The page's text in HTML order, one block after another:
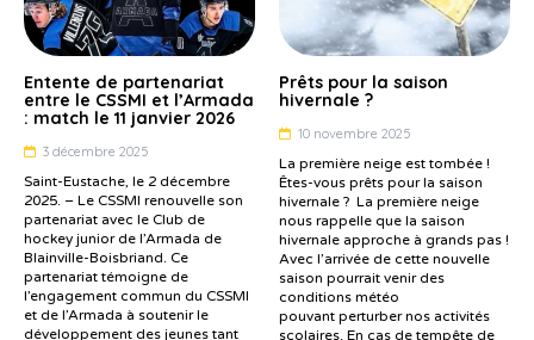
Entente de partenariat
entre le CSSMI et l’Armada
: match le 11 janvier 2026
3 décembre 2025
Saint-Eustache, le 2 décembre
2025. – Le CSSMI renouvelle son
partenariat avec le Club de
hockey junior de l’Armada de
Blainville-Boisbriand. Ce
partenariat témoigne de
l’engagement commun du CSSMI
et de l’Armada à soutenir le
développement des jeunes tant
Prêts pour la saison
hivernale ?
10 novembre 2025
La première neige est tombée !
Êtes-vous prêts pour la saison
hivernale ? La première neige
nous rappelle que la saison
hivernale approche à grands pas !
Avec l’arrivée de cette nouvelle
saison pourrait venir des
conditions météo
pouvant perturber nos activités
scolaires. En cas de tempête de